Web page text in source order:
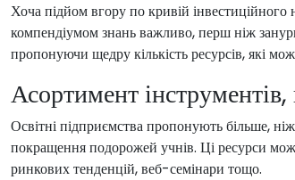
Хоча підйом вгору по кривій
компендіумом знань важливо, перш ніж
пропонуючи щедру кількість ресурсів, які
Асортимент
Освітні підприємства пропонують більше,
покращення подорожей учнів. Ці ресурси
ринкових тенденцій, веб-семінари тощо.